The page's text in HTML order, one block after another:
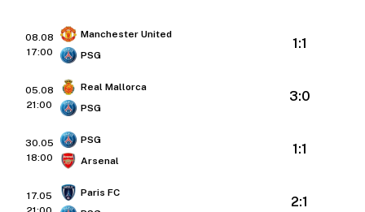
08.08
17:00
Manchester United
PSG
1:1
05.08
21:00
Real Mallorca
PSG
3:0
30.05
18:00
PSG
Arsenal
1:1
17.05
Paris FC
2:1